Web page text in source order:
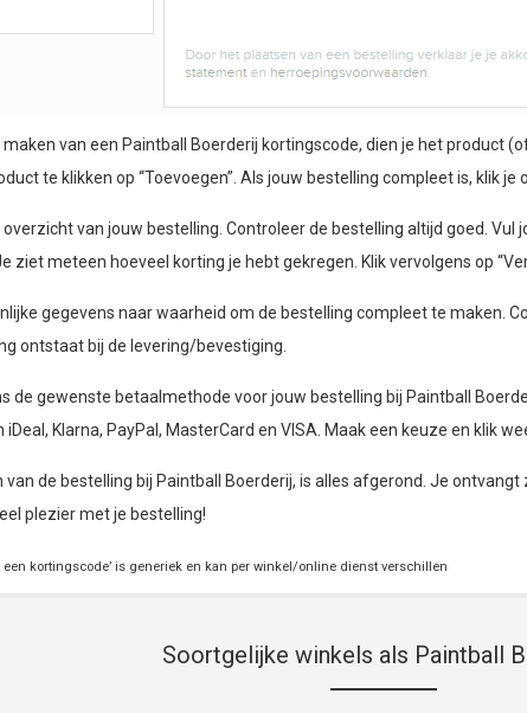
van een Paintball Boerderij kortingscode, dien je het product
te klikken op “Toevoegen”. Als jouw bestelling compleet is, klik je
van jouw bestelling. Controleer de bestelling altijd goed. Vul
ziet meteen hoeveel korting je hebt gekregen. Klik vervolgens op
gegevens naar waarheid om de bestelling compleet te maken.
ontstaat bij de levering/bevestiging.
de gewenste betaalmethode voor jouw bestelling bij Paintball
Klarna, PayPal, MasterCard en VISA. Maak een keuze en klik
van de bestelling bij Paintball Boerderij, is alles afgerond. Je
plezier met je bestelling!
een kortingscode’ is generiek en kan per winkel/online dienst verschillen
Soortgelijke winkels als Paintball